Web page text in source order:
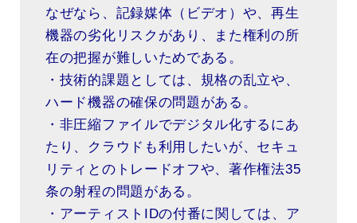
なぜなら、記録媒体（ビデオ）や、再生
機器の劣化リスクがあり、また権利の所
在の把握が難しいためである。
・技術的課題としては、規格の乱立や、
ハード機器の確保の問題がある。
・非圧縮ファイルでデジタル化するにあ
たり、クラウドも利用したいが、セキュ
リティとのトレードオフや、著作権法35
条の射程の問題がある。
・アーティストIDの付番に関しては、ア